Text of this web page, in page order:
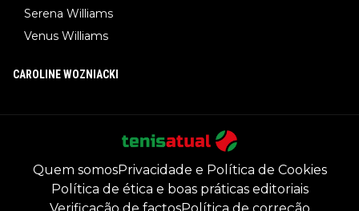
Serena Williams
Venus Williams
CAROLINE WOZNIACKI
Quem somosPrivacidade e Política de Cookies
Política de ética e boas práticas editoriais